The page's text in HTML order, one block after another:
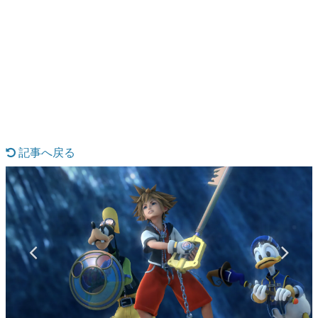
なんでゲームは面白い？
ゲーム開発者・hamatsu氏がゲームの魅力を画面や操作の
具体的な形から解き明かしていく、硬派で骨太な評論連載
ゲームが変えた日本語
「経験値」「裏技」「ラスボス」… ゲームにまつわる言葉
の起源や用法の変遷を、コンピューター文化史研究家・タ
イニーP氏が徹底調査。
カテゴリ
記事へ戻る